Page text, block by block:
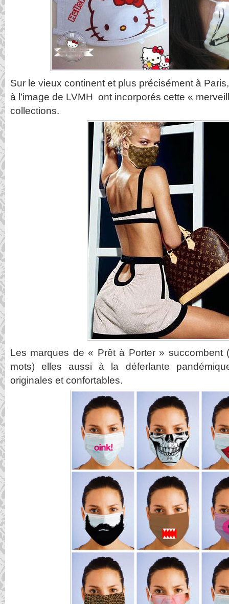
Sur le vieux continent et plus précisément à
à l’image de LVMH ont incorporés cette «
collections.
Les marques de « Prêt à Porter » succombent
mots) elles aussi à la déferlante
originales et confortables.